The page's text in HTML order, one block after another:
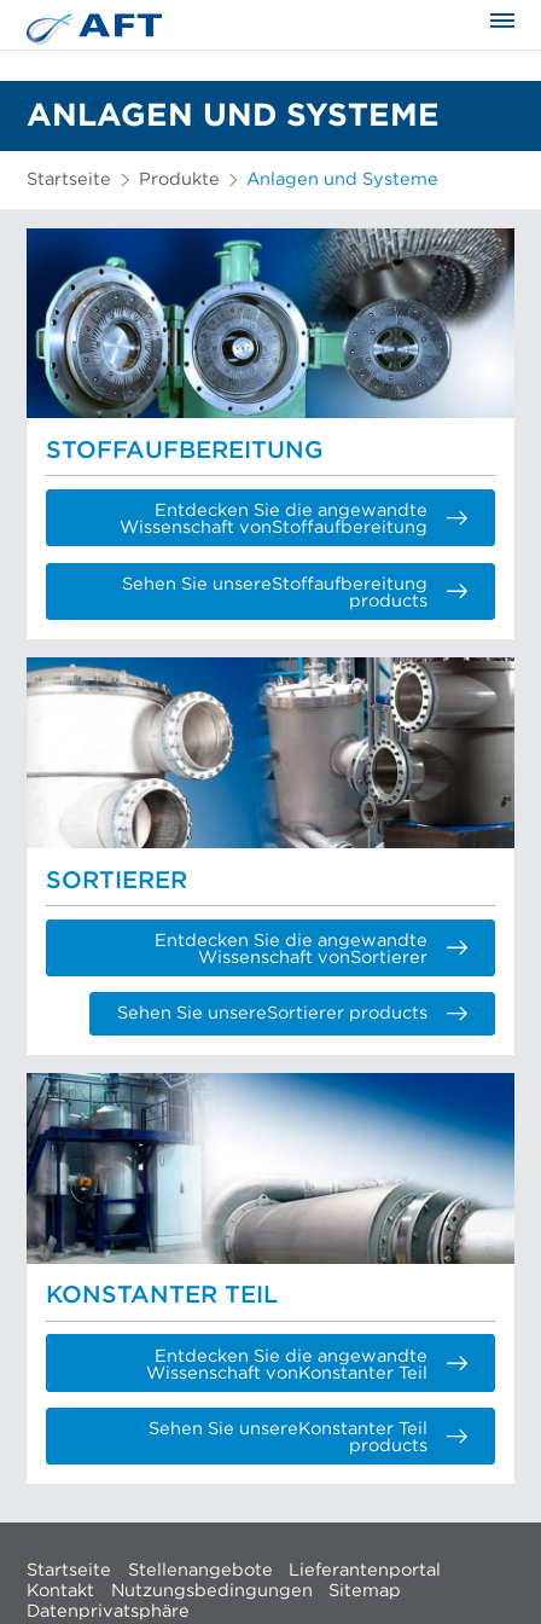
ANLAGEN UND SYSTEME
Startseite Produkte Anlagen und Systeme
STOFFAUFBEREITUNG
Entdecken Sie die angewandte
Wissenschaft vonStoffaufbereitung
Sehen Sie unsereStoffaufbereitung
products
SORTIERER
Entdecken Sie die angewandte
Wissenschaft vonSortierer
Sehen Sie unsereSortierer products
KONSTANTER TEIL
Entdecken Sie die angewandte
Wissenschaft vonKonstanter Teil
Sehen Sie unsereKonstanter Teil
products
Startseite Stellenangebote
Lieferantenportal
Kontakt
Nutzungsbedingungen
Sitemap
Datenprivatsphäre